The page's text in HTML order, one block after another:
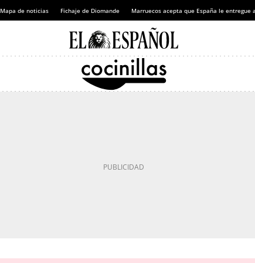
Mapa de noticias Fichaje de Diomande Marruecos acepta que España le entregue